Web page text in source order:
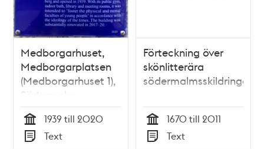
Medborgarhuset,
Medborgarplatsen
(Medborgarhuset 1),
Södermalm
Tid
1939 till 2020
Text
Förteckning över
skönlitterära
södermalmsskildringar
Tid
1670 till 2011
Text